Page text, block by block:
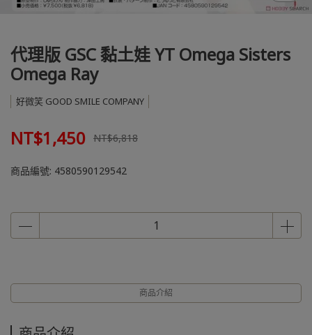
代理版 GSC 黏土娃 YT Omega Sisters
Omega Ray
好微笑 GOOD SMILE COMPANY
NT$1,450 NT$6,818
商品編號: 4580590129542
商品介紹